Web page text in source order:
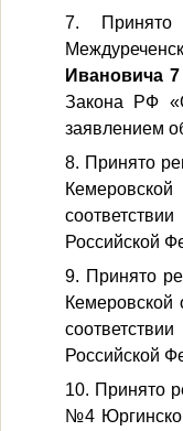
7. Принято
Ивановича 7
Закона РФ
заявлением
8. Принято
Кемеровской
Российской
9. Принято
Кемеровской
Российской
10. Принято
№4